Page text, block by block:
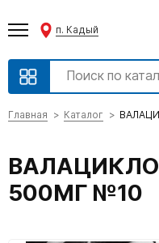
п. Кадый
Главная Каталог
500МГ №10